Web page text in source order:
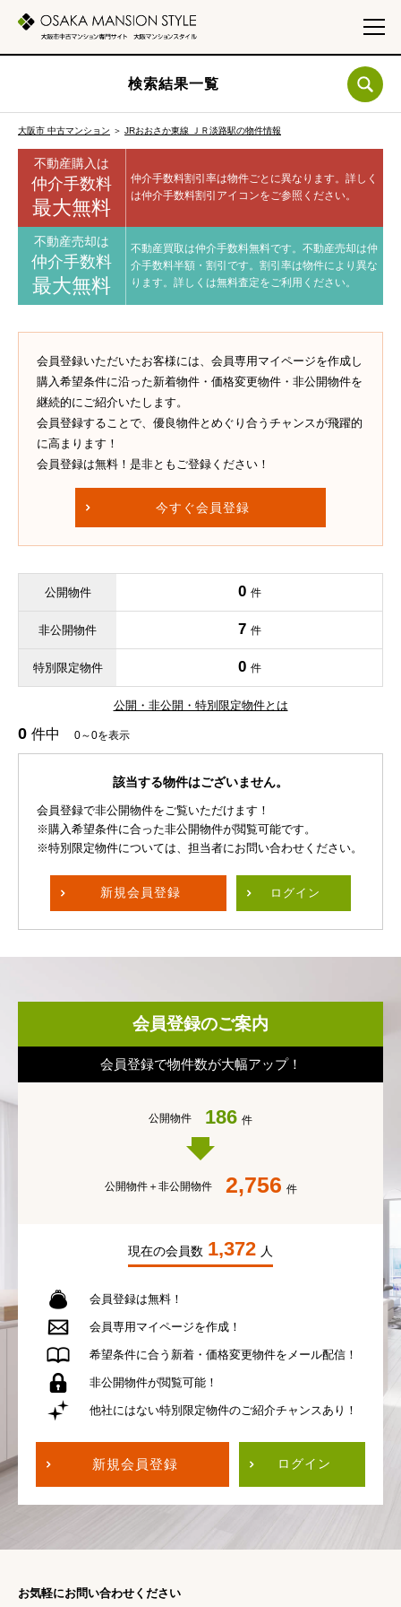
検索結果一覧
大阪市 中古マンション ＞ JRおおさか東線 ＪＲ淡路駅の物件情報
不動産購入は
仲介手数料
最大無料
仲介手数料割引率は物件ごとに異なります。 詳しく
は仲介手数料割引アイコンをご参照ください。
不動産売却は
仲介手数料
最大無料
不動産買取は仲介手数料無料です。 不動産売却は仲
介手数料半額・割引です。 割引率は物件により異な
ります。 詳しくは無料査定をご利用ください。
会員登録いただいたお客様には、会員専用マイページを作成し
購入希望条件に沿った新着物件・価格変更物件・非公開物件を
継続的にご紹介いたします。
会員登録することで、優良物件とめぐり合うチャンスが飛躍的
に高まります！
会員登録は無料！是非ともご登録ください！
今すぐ会員登録
公開物件 0 件
非公開物件 7 件
特別限定物件 0 件
公開・非公開・特別限定物件とは
0 件中 0～0を表示
該当する物件はございません。
会員登録で非公開物件をご覧いただけます！
※購入希望条件に合った非公開物件が閲覧可能です。
※特別限定物件については、担当者にお問い合わせください。
新規会員登録 ログイン
会員登録のご案内
会員登録で物件数が大幅アップ！
公開物件 186 件
公開物件＋非公開物件 2,756 件
現在の会員数 1,372 人
会員登録は無料！
会員専用 マイページを作成！
希望条件に合う 新着・価格変更物件を メール配信！
非公開物件が閲覧可能！
他社にはない特別限定物件のご紹介チャンスあり！
新規会員登録 ログイン
お気軽にお問い合わせください